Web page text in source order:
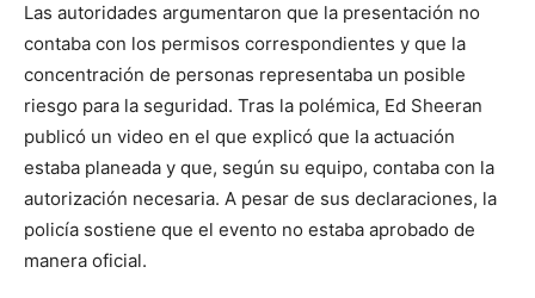
Las autoridades argumentaron que la presentación no
contaba con los permisos correspondientes y que la
concentración de personas representaba un posible
riesgo para la seguridad. Tras la polémica, Ed Sheeran
publicó un video en el que explicó que la actuación
estaba planeada y que, según su equipo, contaba con la
autorización necesaria. A pesar de sus declaraciones, la
policía sostiene que el evento no estaba aprobado de
manera oficial.